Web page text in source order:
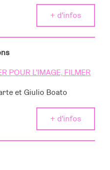
+ d'infos
POUR L'IMAGE, FILMER
et Giulio Boato
+ d'infos